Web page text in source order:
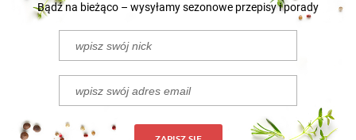
Bądź na bieżąco – wysyłamy sezonowe przepisy i porady